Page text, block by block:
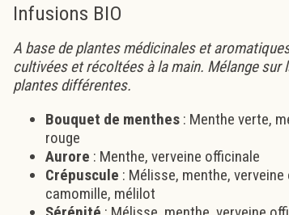
Infusions BIO
A base de plantes médicinales et
cultivées et récoltées à la main. Mélange sur
plantes différentes.
Bouquet de menthes : Menthe verte,
rouge
Aurore : Menthe, verveine officinale
Crépuscule : Mélisse, menthe,
camomille, mélilot